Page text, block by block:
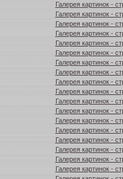
Галерея картинок -
Галерея картинок -
Галерея картинок -
Галерея картинок -
Галерея картинок -
Галерея картинок -
Галерея картинок -
Галерея картинок -
Галерея картинок -
Галерея картинок -
Галерея картинок -
Галерея картинок -
Галерея картинок -
Галерея картинок -
Галерея картинок -
Галерея картинок -
Галерея картинок -
Галерея картинок -